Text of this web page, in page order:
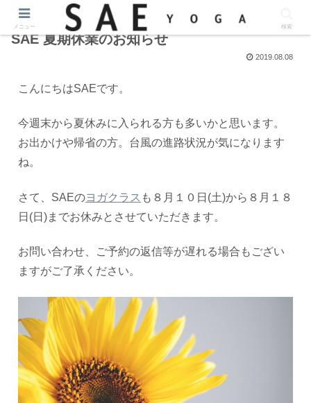
SAE 夏期休業のお知らせ
2019.08.08
こんにちはSAEです。
今週末から夏休みに入られる方も多いかと思います。
お出かけや帰省の方。台風の進路状況が気になります
ね。
さて、SAEのヨガクラス も８月１０日(土)から８月１８
日(日)までお休みとさせていただきます。
お問い合わせ、ご予約の返信等が遅れる場合もござい
ますがご了承ください。
メニュー 検索